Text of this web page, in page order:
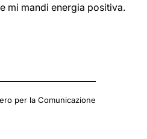
mi mandi energia positiva.
per la Comunicazione